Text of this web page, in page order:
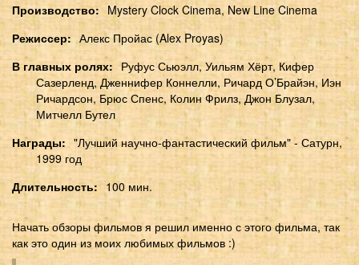
Производство
Mystery Clock Cinema, New Line Cinema
Режиссер
Алекс Пройас (Alex Proyas)
В главных ролях
Руфус Сьюэлл, Уильям Хёрт, Кифер
Сазерленд, Дженнифер Коннелли, Ричард О’Брайэн, Иэн
Ричардсон, Брюс Спенс, Колин Фрилз, Джон Блузал,
Митчелл Бутел
Награды
"Лучший научно-фантастический фильм" - Сатурн,
1999 год
Длительность
100 мин.
Начать обзоры фильмов я решил именно с этого фильма, так
как это один из моих любимых фильмов :)